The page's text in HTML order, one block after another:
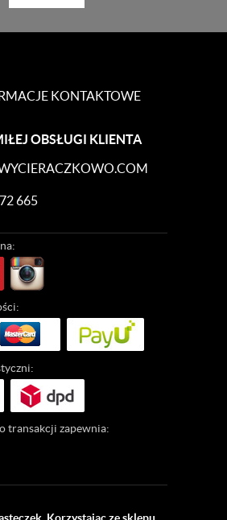
KONTAKTOWE
OBSŁUGI KLIENTA
665
transakcji zapewnia: